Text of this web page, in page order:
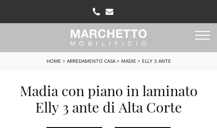
HOME > ARREDAMENTO CASA> MADIE > ELLY 3 ANTE
Madia con piano in laminato
Elly 3 ante di Alta Corte